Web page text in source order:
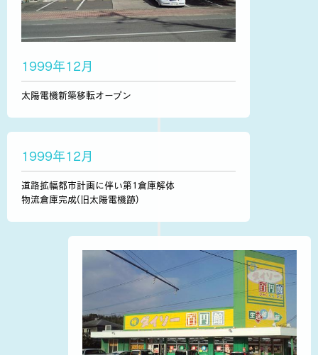
1999年12月
太陽電機新築移転オープン
1999年12月
道路拡幅都市計画に伴い第1倉庫解体
物流倉庫完成(旧太陽電機跡)